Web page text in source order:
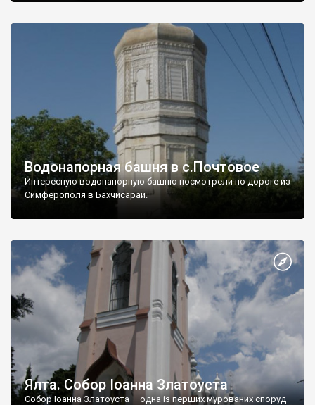
Водонапорная башня в с.Почтовое
Интересную водонапорную башню посмотрели по дороге из
Симферополя в Бахчисарай.
Ялта. Собор Іоанна Златоуста
Собор Іоанна Златоуста – одна із перших мурованих споруд